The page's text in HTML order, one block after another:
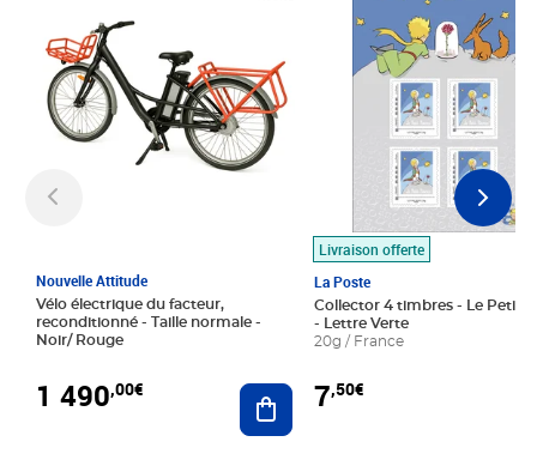
Nouvelle Attitude
Vélo électrique du facteur,
reconditionné - Taille normale -
Noir/ Rouge
1 490,00€ Ajouter au panier
Livraison offerte
La Poste
Collector 4 timbres - Le Petit
- Lettre Verte
20g / France
7,50€